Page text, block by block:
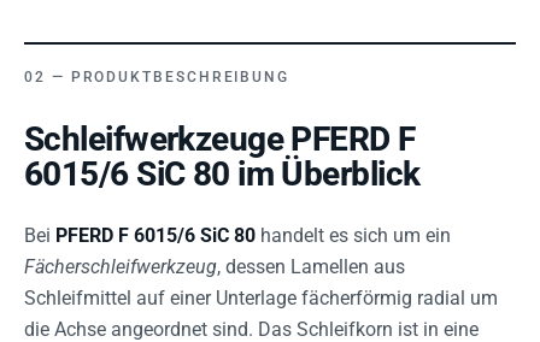
PRODUKTBESCHREIBUNG
Schleifwerkzeuge PFERD F
6015/6 SiC 80 im Überblick
Bei PFERD F 6015/6 SiC 80 handelt es sich um ein
Fächerschleifwerkzeug, dessen Lamellen aus
Schleifmittel auf einer Unterlage fächerförmig radial um
die Achse angeordnet sind. Das Schleifkorn ist in eine